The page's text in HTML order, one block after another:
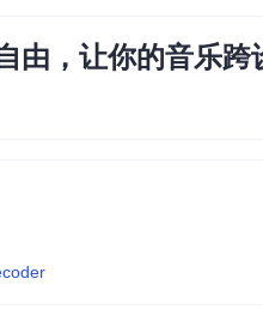
由，让你的音乐跨